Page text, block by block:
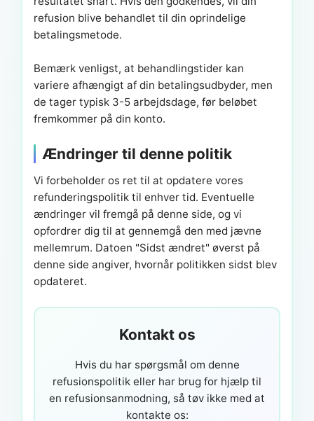
refusion blive behandlet til din oprindelige
betalingsmetode.
Bemærk venligst, at behandlingstider kan
variere afhængigt af din betalingsudbyder, men
de tager typisk 3-5 arbejdsdage, før beløbet
fremkommer på din konto.
Ændringer til denne politik
Vi forbeholder os ret til at opdatere vores
refunderingspolitik til enhver tid. Eventuelle
ændringer vil fremgå på denne side, og vi
opfordrer dig til at gennemgå den med jævne
mellemrum. Datoen "Sidst ændret" øverst på
denne side angiver, hvornår politikken sidst blev
opdateret.
Kontakt os
Hvis du har spørgsmål om denne
refusionspolitik eller har brug for hjælp til
en refusionsanmodning, så tøv ikke med at
kontakte os: